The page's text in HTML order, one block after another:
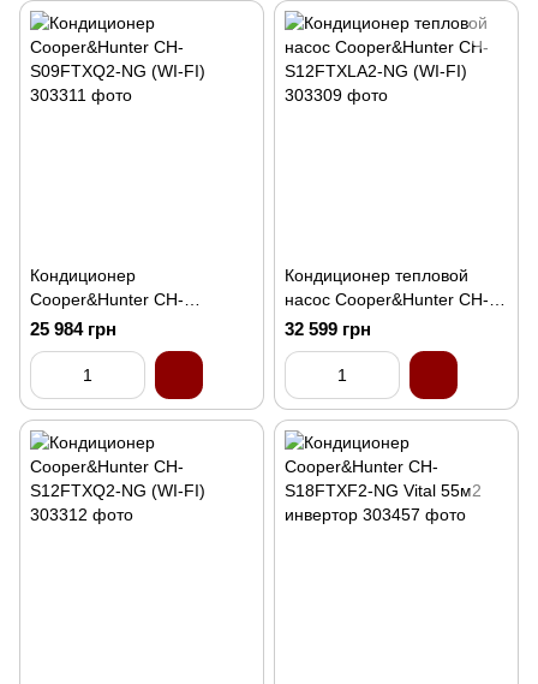
Кондиционер
Cooper&Hunter CH-
S09FTXQ2-NG (WI-FI)
25 984 грн
Кондиционер тепловой
насос Cooper&Hunter CH-
S12FTXLA2-NG (WI-FI)
32 599 грн